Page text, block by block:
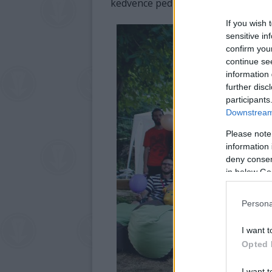
If you wish
sensitive
confirm
continue
information
further
Please
information
deny
in below
I want
Opted
kedvence pedig a Kaláka Versudvar